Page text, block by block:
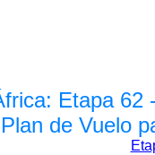
Etapa
Plan de Vuelo